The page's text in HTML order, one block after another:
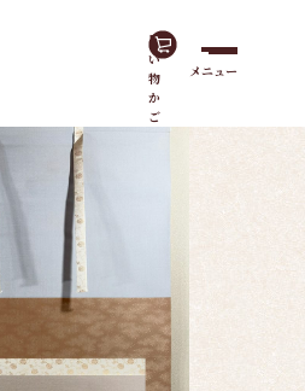
買
い
物
か
ご
メニュー